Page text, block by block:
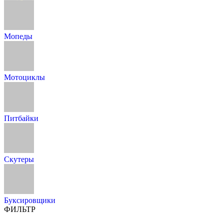
Мопеды
Мотоциклы
Питбайки
Скутеры
Буксировщики
ФИЛЬТР